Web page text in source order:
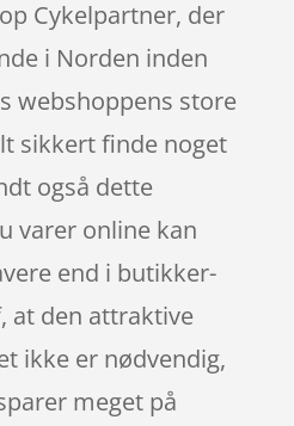
Cykelpartner, der
i Norden inden
webshoppens store
sikkert finde noget
også dette
varer online kan
end i butikker-
at den attraktive
ikke er nødvendig,
meget på